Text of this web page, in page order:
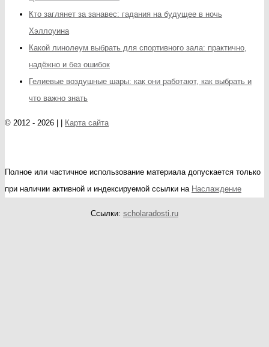
Кто заглянет за занавес: гадания на будущее в ночь
Хэллоуина
Какой линолеум выбрать для спортивного зала: практично,
надёжно и без ошибок
Гелиевые воздушные шары: как они работают, как выбрать и
что важно знать
© 2012 - 2026 | | Карта сайта
Полное или частичное использование материала допускается только
при наличии активной и индексируемой ссылки на Наслаждение
Ссылки: scholaradosti.ru